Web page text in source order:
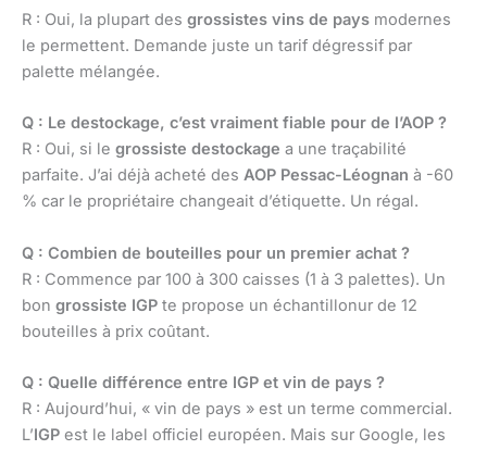
R : Oui, la plupart des grossistes vins de pays modernes
le permettent. Demande juste un tarif dégressif par
palette mélangée.
Q : Le destockage, c’est vraiment fiable pour de l’AOP ?
R : Oui, si le grossiste destockage a une traçabilité
parfaite. J’ai déjà acheté des AOP Pessac-Léognan à -60
% car le propriétaire changeait d’étiquette. Un régal.
Q : Combien de bouteilles pour un premier achat ?
R : Commence par 100 à 300 caisses (1 à 3 palettes). Un
bon grossiste IGP te propose un échantillonur de 12
bouteilles à prix coûtant.
Q : Quelle différence entre IGP et vin de pays ?
R : Aujourd’hui, « vin de pays » est un terme commercial.
L’IGP est le label officiel européen. Mais sur Google, les